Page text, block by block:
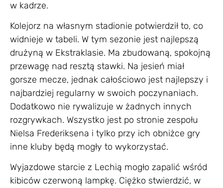
w kadrze.
Kolejorz na własnym stadionie potwierdził to, co
widnieje w tabeli. W tym sezonie jest najlepszą
drużyną w Ekstraklasie. Ma zbudowaną, spokojną
przewagę nad resztą stawki. Na jesień miał
gorsze mecze, jednak całościowo jest najlepszy i
najbardziej regularny w swoich poczynaniach.
Dodatkowo nie rywalizuje w żadnych innych
rozgrywkach. Wszystko jest po stronie zespołu
Nielsa Frederiksena i tylko przy ich obniżce gry
inne kluby będą mogły to wykorzystać.
Wyjazdowe starcie z Lechią mogło zapalić wśród
kibiców czerwoną lampkę. Ciężko stwierdzić, w